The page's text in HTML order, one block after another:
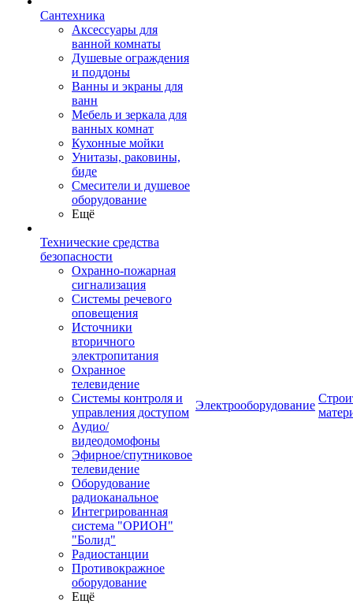
Сантехника
Аксессуары для
ванной комнаты
Душевые ограждения
и поддоны
Ванны и экраны для
ванн
Мебель и зеркала для
ванных комнат
Кухонные мойки
Унитазы, раковины,
биде
Смесители и душевое
оборудование
Ещё
Технические средства
безопасности
Охранно-пожарная
сигнализация
Системы речевого
оповещения
Источники
вторичного
электропитания
Охранное
телевидение
Системы контроля и
управления доступом
Аудио/
видеодомофоны
Эфирное/спутниковое
телевидение
Оборудование
радиоканальное
Интегрированная
система "ОРИОН"
"Болид"
Радиостанции
Противокражное
оборудование
Ещё
Электрооборудование